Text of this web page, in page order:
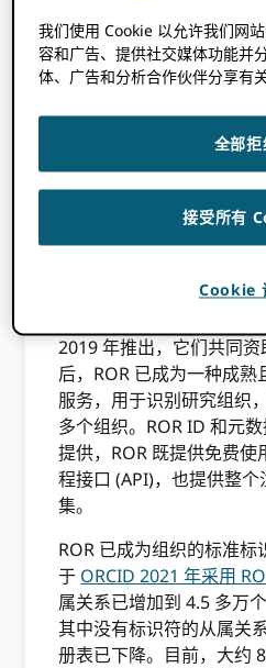
出版物等数字对象的
研究活动的 PID（例
拨款和资助奖励的
在这篇文章中，我们将讨
为什么以及如何 ORCID
册中心）作为我们首选的
用于唯一标识组织。这项
2019 年推出，它们共同
后，ROR 已成为一种成
服务，用于识别研究组织
多个组织。ROR ID 和元
提供，ROR 既提供免费使
程接口 (API)，也提供整
集。
ROR 已成为组织的标准标
于 ORCID 2021 年采用
属关系已增加到 4.5 多万
其中没有标识符的从属关
册表已下降。目前，大约
我们使用 Cookie 以允许我们网
容和广告、提供社交媒体功能并
体、广告和分析合作伙伴分享有
全部拒
接受所有
Cookie